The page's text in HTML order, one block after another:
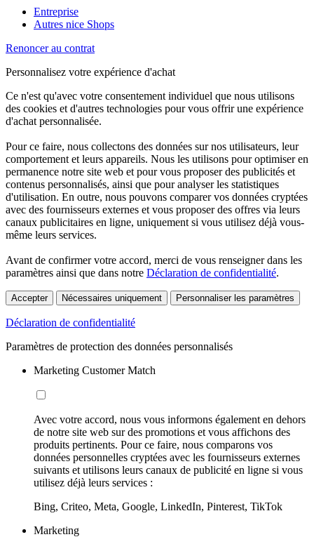
Entreprise
Autres nice Shops
Renoncer au contrat
Personnalisez votre expérience d'achat
Ce n'est qu'avec votre consentement individuel que nous utilisons
des cookies et d'autres technologies pour vous offrir une expérience
d'achat personnalisée.
Pour ce faire, nous collectons des données sur nos utilisateurs, leur
comportement et leurs appareils. Nous les utilisons pour optimiser en
permanence notre site web et pour vous proposer des publicités et
contenus personnalisés, ainsi que pour analyser les statistiques
d'utilisation. En outre, nous pouvons comparer vos données cryptées
avec des fournisseurs externes et vous proposer des offres via leurs
canaux publicitaires en ligne, uniquement si vous utilisez déjà vous-
même leurs services.
Avant de confirmer votre accord, merci de vous renseigner dans les
paramètres ainsi que dans notre Déclaration de confidentialité.
Accepter Nécessaires uniquement Personnaliser les paramètres
Déclaration de confidentialité
Paramètres de protection des données personnalisés
Marketing Customer Match
Avec votre accord, nous vous informons également en dehors
de notre site web sur des promotions et vous affichons des
produits pertinents. Pour ce faire, nous comparons vos
données personnelles cryptées avec les fournisseurs externes
suivants et utilisons leurs canaux de publicité en ligne si vous
utilisez déjà leurs services :
Bing, Criteo, Meta, Google, LinkedIn, Pinterest, TikTok
Marketing